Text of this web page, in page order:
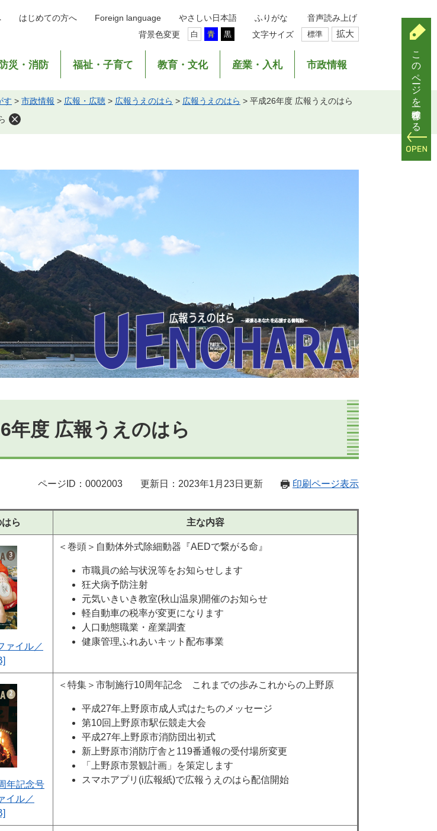
はじめての方へ Foreign language やさしい日本語 ふりがな
音声読み上げ
背景色変更
白 青 黒 文字サイズ 標準 拡大
防災・消防 福祉・子育て 教育・文化 産業・入札 市政情報
す > 市政情報 > 広報・広聴 > 広報うえのはら > 広報うえのはら > 平成26年度 広報うえのはら
年度 広報うえのはら
ページID：0002003 更新日：2023年1月23日更新 印刷ページ表示
ら 主な内容
ァイル／
＜巻頭＞自動体外式除細動器『AEDで繋がる命』
市職員の給与状況等をお知らせします
狂犬病予防注射
元気いきいき教室(秋山温泉)開催のお知らせ
軽自動車の税率が変更になります
人口動態職業・産業調査
健康管理ふれあいキット配布事業
年記念号
イル／
＜特集＞市制施行10周年記念 これまでの歩みこれからの上野原
平成27年上野原市成人式はたちのメッセージ
第10回上野原市駅伝競走大会
平成27年上野原市消防団出初式
新上野原市消防庁舎と119番通報の受付場所変更
「上野原市景観計画」を策定します
スマホアプリ(i広報紙)で広報うえのはら配信開始
このページを一時保存する